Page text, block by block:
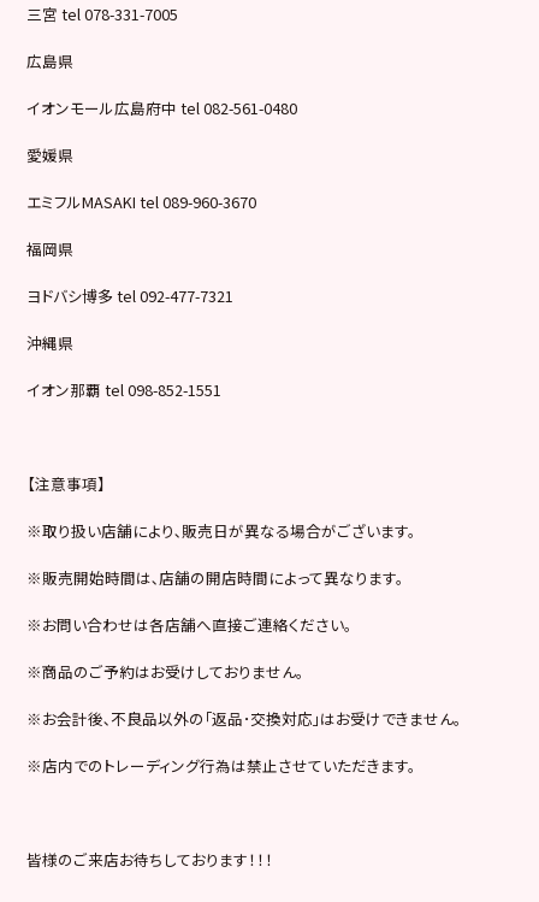
三宮 tel 078-331-7005
広島県
イオンモール広島府中 tel 082-561-0480
愛媛県
エミフルMASAKI tel 089-960-3670
福岡県
ヨドバシ博多 tel 092-477-7321
沖縄県
イオン那覇 tel 098-852-1551
【注意事項】
※取り扱い店舗により､販売日が異なる場合がございます。
※販売開始時間は､店舗の開店時間によって異なります。
※お問い合わせは各店舗へ直接ご連絡ください。
※商品のご予約はお受けしておりません。
※お会計後､不良品以外の｢返品･交換対応｣はお受けできません。
※店内でのトレーディング行為は禁止させていただきます。
皆様のご来店お待ちしております！！！